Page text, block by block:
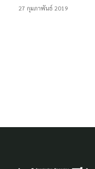
27 กุมภาพันธ์ 2019